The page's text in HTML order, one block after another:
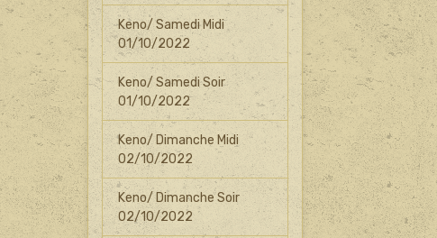
Keno/ Samedi Midi
01/10/2022
Keno/ Samedi Soir
01/10/2022
Keno/ Dimanche Midi
02/10/2022
Keno/ Dimanche Soir
02/10/2022